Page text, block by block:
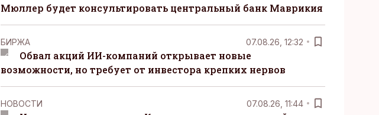
Мюллер будет консультировать центральный банк Маврикия
БИРЖА 07.08.26, 12:32
Обвал акций ИИ-компаний открывает новые
возможности, но требует от инвестора крепких нервов
НОВОСТИ 07.08.26, 11:44